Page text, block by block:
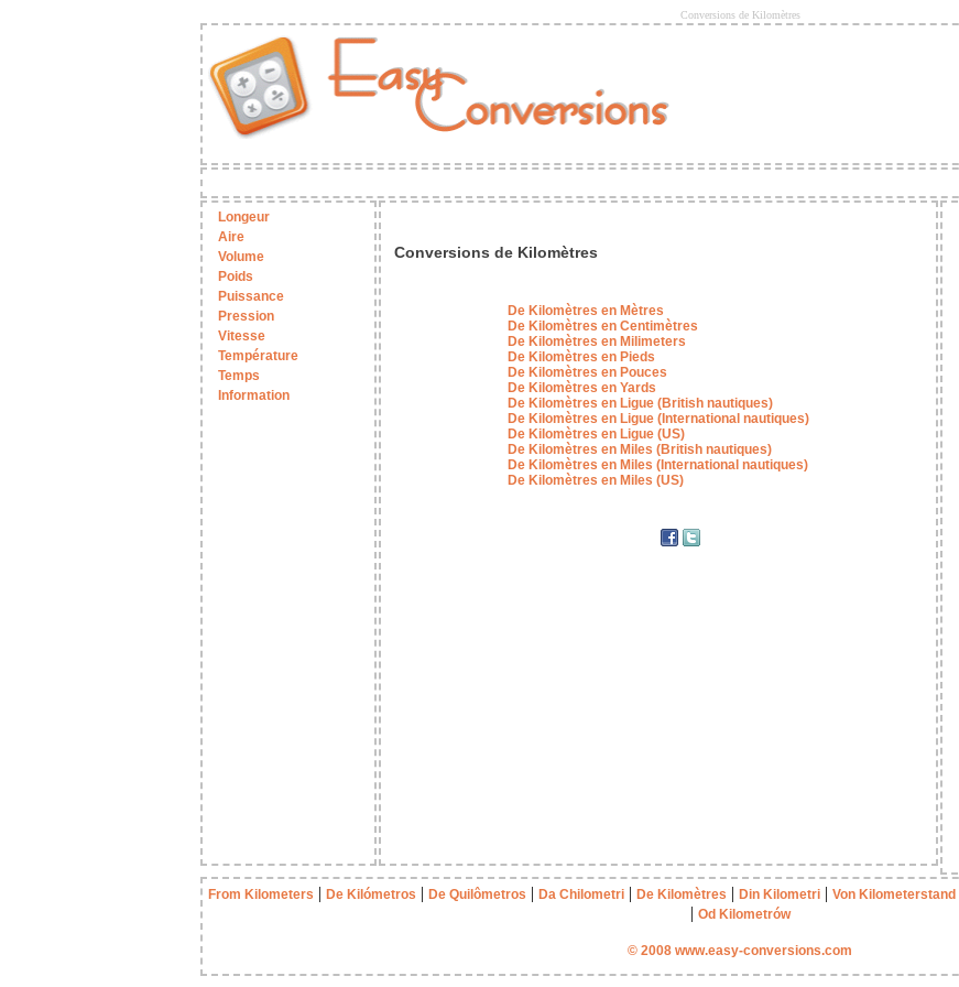
Conversions de Kilomètres
Longeur
Aire
Volume
Poids
Puissance
Pression
Vitesse
Température
Temps
Information
Conversions de Kilomètres
De Kilomètres en Mètres
De Kilomètres en Centimètres
De Kilomètres en Milimeters
De Kilomètres en Pieds
De Kilomètres en Pouces
De Kilomètres en Yards
De Kilomètres en Ligue (British nautiques)
De Kilomètres en Ligue (International nautiques)
De Kilomètres en Ligue (US)
De Kilomètres en Miles (British nautiques)
De Kilomètres en Miles (International nautiques)
De Kilomètres en Miles (US)
From Kilometers De Kilómetros De Quilômetros Da Chilometri| De Kilomètres Din Kilometri| Von Kilometerstand|
Od Kilometrów
© 2008 www.easy-conversions.com